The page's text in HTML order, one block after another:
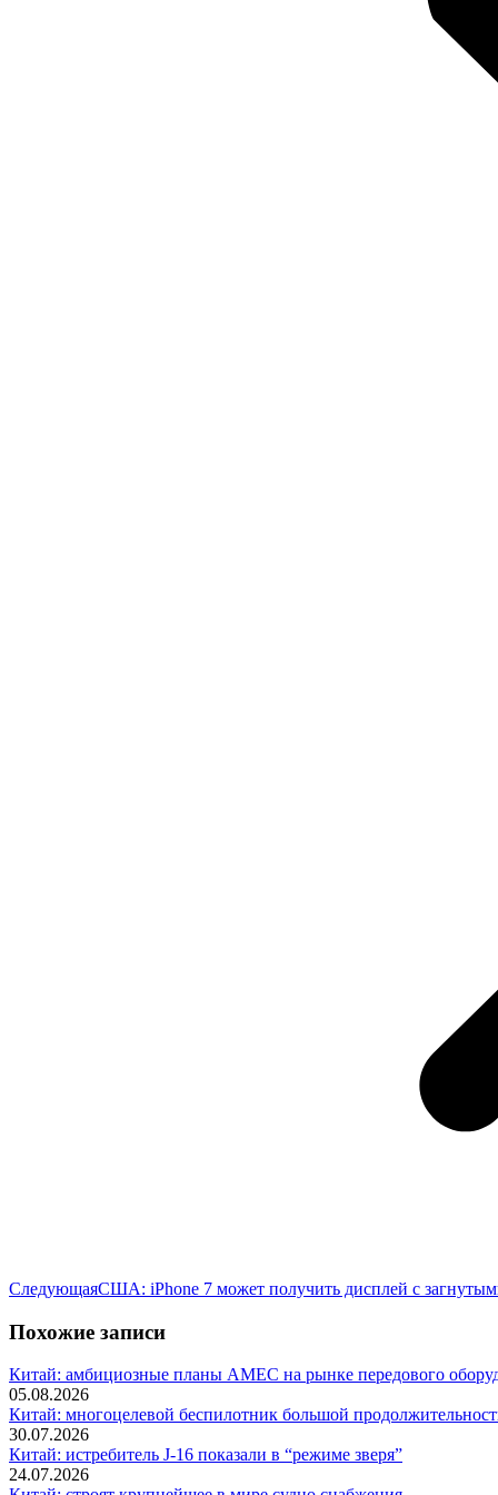
СледующаяСледующая
США: iPhone 7 может получить дисплей с
Похожие записи
Китай: амбициозные планы AMEC на рынке передового
05.08.2026
Китай: многоцелевой беспилотник большой
30.07.2026
Китай: истребитель J-16 показали в “режиме зверя”
24.07.2026